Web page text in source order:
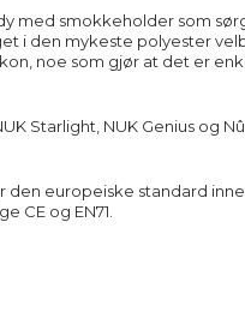
med smokkeholder som
i den mykeste polyester
noe som gjør at det er
Starlight, NUK Genius og
den europeiske standard
CE og EN71.